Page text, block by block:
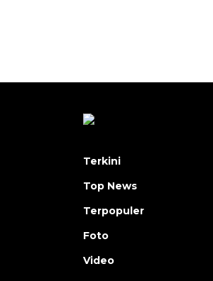
Terkini
Top News
Terpopuler
Foto
Video